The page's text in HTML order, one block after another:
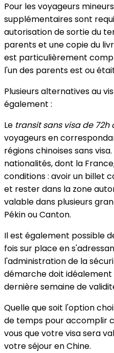
Pour les voyageurs
supplémentaires sont
autorisation de sortie du
parents et une copie du
est particulièrement
l'un des parents est ou
Plusieurs alternatives au
également :
Le transit sans visa de 72h
voyageurs en
régions chinoises sans
nationalités, dont la
conditions : avoir un billet
et rester dans la zone
valable dans plusieurs
Pékin ou Canton.
Il est également possible
fois sur place en
l'administration de la
démarche doit
dernière semaine de
Quelle que soit l'option
de temps pour accomplir
vous que votre visa sera
votre séjour en Chine.